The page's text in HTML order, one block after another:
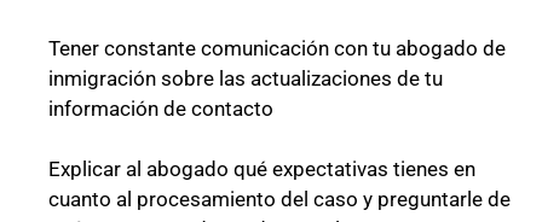
Tener constante comunicación con tu abogado de
inmigración sobre las actualizaciones de tu
información de contacto
Explicar al abogado qué expectativas tienes en
cuanto al procesamiento del caso y preguntarle de